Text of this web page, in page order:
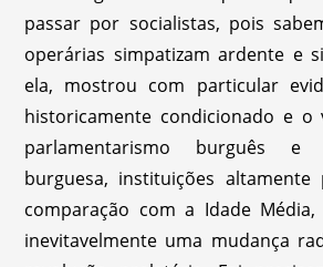
passar por socialistas, pois
operárias simpatizam ardente e
ela, mostrou com particular
historicamente condicionado e
parlamentarismo burguês e
burguesa, instituições altamente
comparação com a Idade
inevitavelmente uma mudança